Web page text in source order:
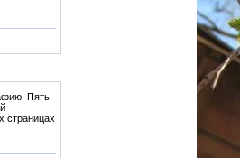
Пять
страницах